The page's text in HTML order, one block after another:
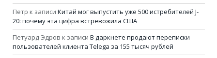
Петр к записи Китай мог выпустить уже 500 истребителей J-
20: почему эта цифра встревожила США
Петуард Эдров к записи В даркнете продают переписки
пользователей клиента Telega за 155 тысяч рублей